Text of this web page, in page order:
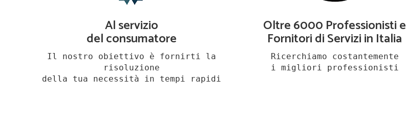
Al servizio
del consumatore
Il nostro obiettivo è fornirti la
risoluzione
della tua necessità in tempi rapidi
Oltre 6000 Professionisti e
Fornitori di Servizi in Italia
Ricerchiamo costantemente
i migliori professionisti